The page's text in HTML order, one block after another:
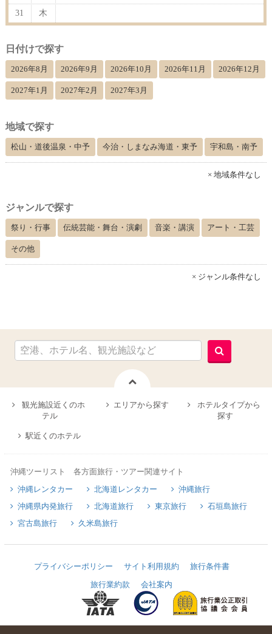
31 木
日付けで探す
2026年8月 2026年9月 2026年10月 2026年11月 2026年12月
2027年1月 2027年2月 2027年3月
地域で探す
松山・道後温泉・中予 今治・しまなみ海道・東予 宇和島・南予
× 地域条件なし
ジャンルで探す
祭り・行事 伝統芸能・舞台・演劇 音楽・講演 アート・工芸
その他
× ジャンル条件なし
観光施設近くのホ
テル
エリアから探す
ホテルタイプから
探す
駅近くのホテル
沖縄ツーリスト 各方面旅行・ツアー関連サイト
沖縄レンタカー
北海道レンタカー
沖縄旅行
沖縄県内発旅行
北海道旅行 東京旅行
石垣島旅行
宮古島旅行
久米島旅行
プライバシーポリシー サイト利用規約
旅行条件書
旅行業約款
会社案内